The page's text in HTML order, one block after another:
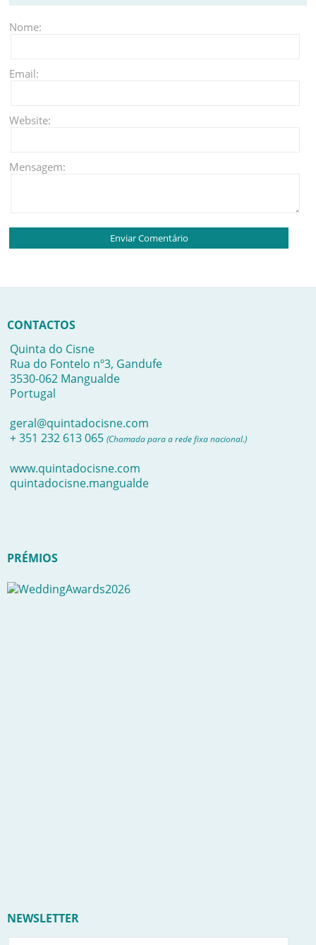
Nome:
Email:
Website:
Mensagem:
CONTACTOS
Quinta do Cisne
Rua do Fontelo nº3, Gandufe
3530-062 Mangualde
Portugal
geral@quintadocisne.com
+ 351 232 613 065 (Chamada para a rede fixa nacional.)
www.quintadocisne.com
quintadocisne.mangualde
PRÉMIOS
NEWSLETTER